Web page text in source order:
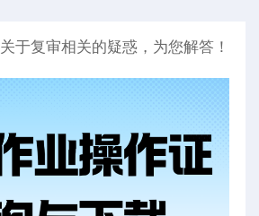
关于复审相关的疑惑，为您解答！